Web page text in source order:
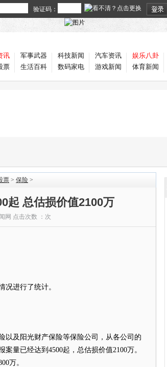
验证码：
讯
票
军事武器
生活百科
科技新闻
数码家电
汽车资讯
游戏新闻
娱乐八卦
体育新闻
票 > 保险 >
起 总估损价值2100万
网 点击次数 ： 次
况进行了统计。
以及阳光财产保险等保险公司，从各公司的
量已经达到4500起，总估损价值2100万。
万。